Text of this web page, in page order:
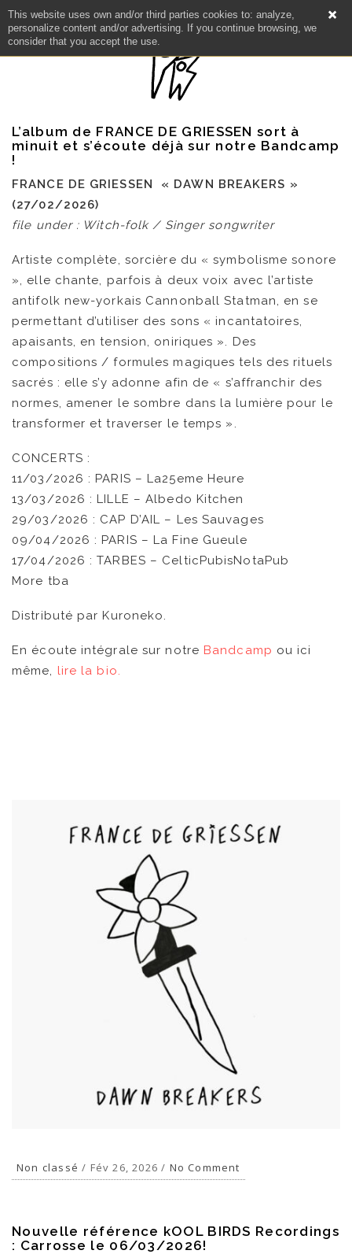
This website uses own and/or third parties cookies to: analyze,
personalize content and/or advertising. If you continue browsing, we
consider that you accept the use.
VIDÉOS
KOOL BIRDS
OUVRÉ
BOOKING
L’album de FRANCE DE GRIESSEN sort à
minuit et s’écoute déjà sur notre Bandcamp
!
FRANCE DE GRIESSEN « DAWN BREAKERS »
(27/02/2026)
file under : Witch-folk / Singer songwriter
Artiste complète, sorcière du « symbolisme sonore
», elle chante, parfois à deux voix avec l’artiste
antifolk new-yorkais Cannonball Statman, en se
permettant d’utiliser des sons « incantatoires,
apaisants, en tension, oniriques ». Des
compositions / formules magiques tels des rituels
sacrés : elle s’y adonne afin de « s’affranchir des
normes, amener le sombre dans la lumière pour le
transformer et traverser le temps ».
CONCERTS :
11/03/2026 : PARIS – La25eme Heure
13/03/2026 : LILLE – Albedo Kitchen
29/03/2026 : CAP D’AIL – Les Sauvages
09/04/2026 : PARIS – La Fine Gueule
17/04/2026 : TARBES – CelticPubisNotaPub
More tba
Distributé par Kuroneko.
En écoute intégrale sur notre Bandcamp ou ici
même, lire la bio.
Non classé / Fév 26, 2026 / No Comment
Nouvelle référence kOOL BIRDS Recordings
: Carrosse le 06/03/2026!